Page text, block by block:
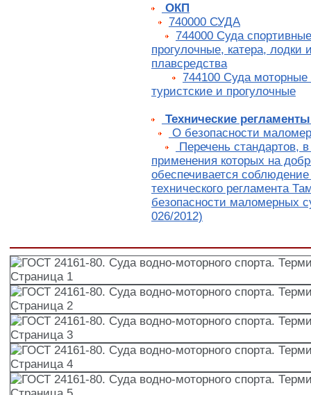
ОКП
740000 СУДА
744000 Суда
прогулочные, катера, лодки
плавсредства
744100 Суда моторные
туристские и прогулочные
Технические
О безопасности
Перечень стандартов,
применения которых на
обеспечивается
технического регламента
безопасности маломерных
026/2012)